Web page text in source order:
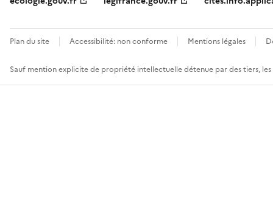
Plan du site Accessibilité: non conforme Mentions légales
Sauf mention explicite de propriété intellectuelle détenue par des tiers,